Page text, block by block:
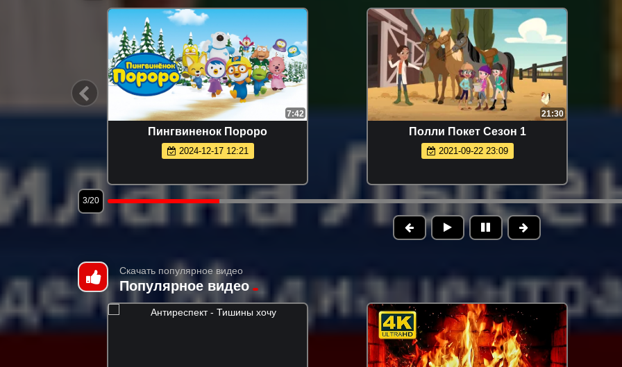
3:28 7:42
Пингвиненок Пороро
2024-12-17 12:21
21:30
Полли Покет Сезон 1
2021-09-22 23:09
3/20
Скачать популярное видео
Популярное видео